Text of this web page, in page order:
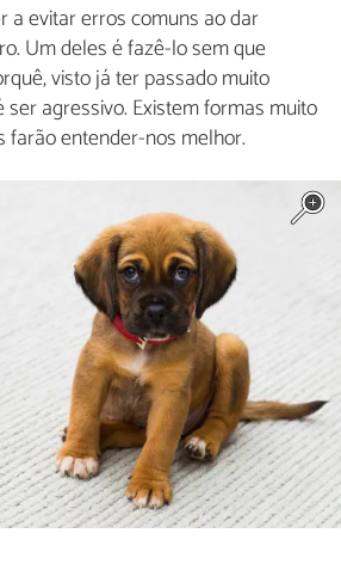
a evitar erros comuns ao dar
Um deles é fazê-lo sem que
visto já ter passado muito
agressivo. Existem formas muito
farão entender-nos melhor.